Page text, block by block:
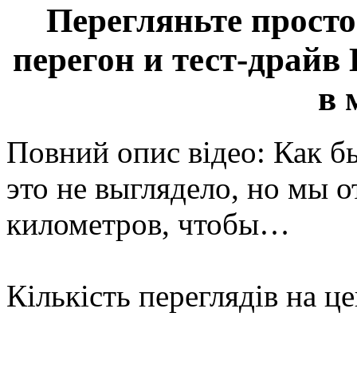
Перегляньте
перегон и тест-
в
Повний опис відео: Как
это не выглядело, но мы
километров, чтобы…
Кількість переглядів на